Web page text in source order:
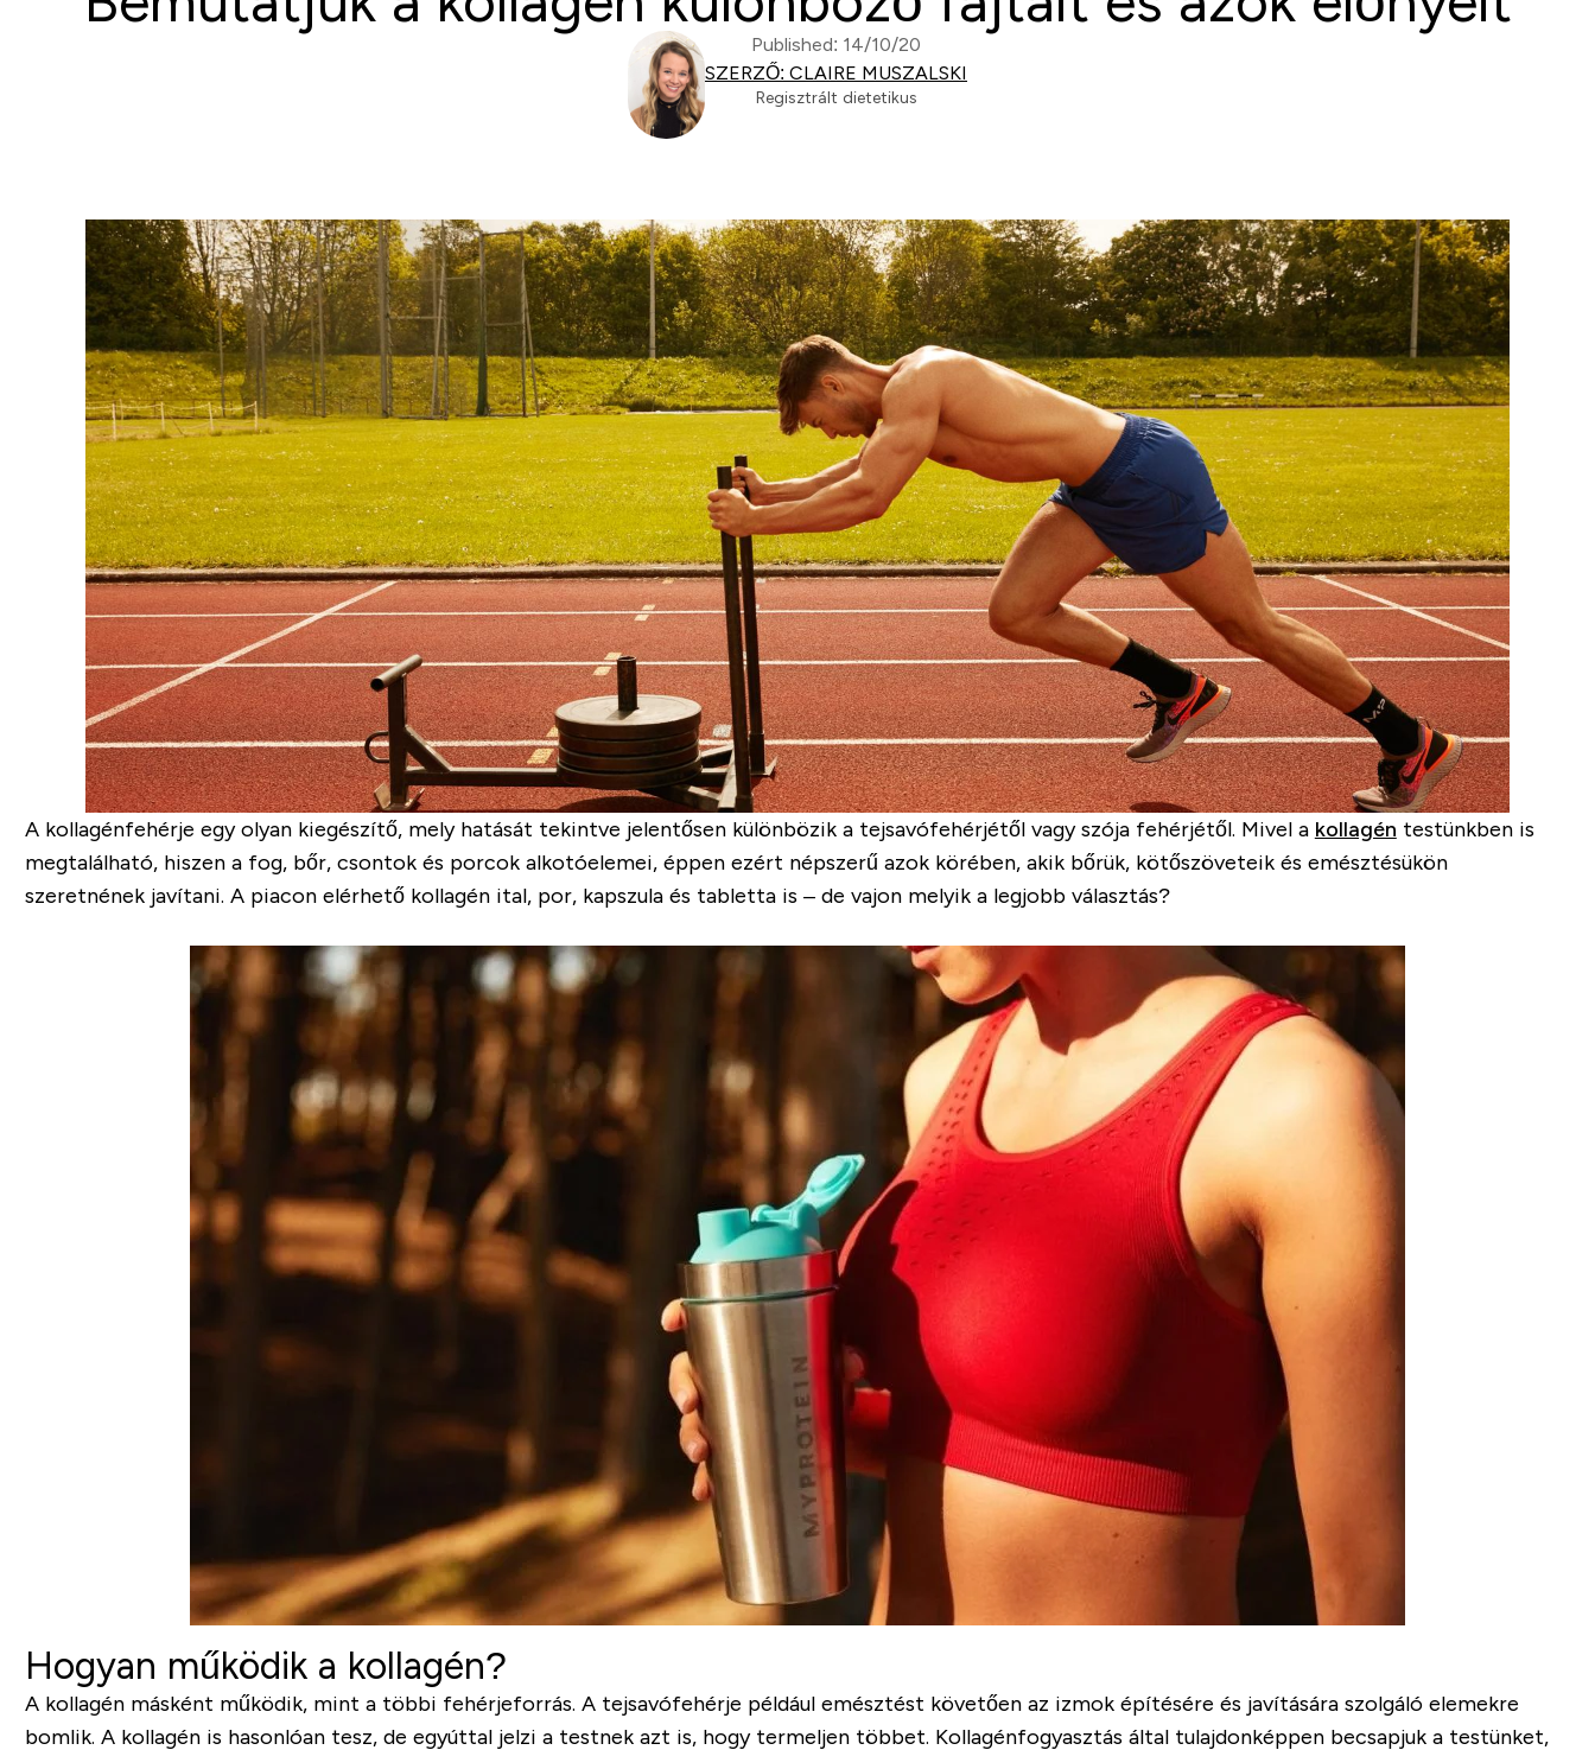
Published: 14/10/20
SZERZŐ: CLAIRE MUSZALSKI
Regisztrált dietetikus
A kollagénfehérje egy olyan kiegészítő, mely hatását tekintve jelentősen különbözik a tejsavófehérjétől vagy szója fehérjétől. Mivel a kollagén testünkben is
megtalálható, hiszen a fog, bőr, csontok és porcok alkotóelemei, éppen ezért népszerű azok körében, akik bőrük, kötőszöveteik és emésztésükön
szeretnének javítani. A piacon elérhető kollagén ital, por, kapszula és tabletta is – de vajon melyik a legjobb választás?
Hogyan működik a kollagén?
A kollagén másként működik, mint a többi fehérjeforrás. A tejsavófehérje például emésztést követően az izmok építésére és javítására szolgáló elemekre
bomlik. A kollagén is hasonlóan tesz, de egyúttal jelzi a testnek azt is, hogy termeljen többet. Kollagénfogyasztás által tulajdonképpen becsapjuk a testünket,